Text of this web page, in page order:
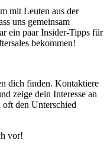
mit Leuten aus der
uns gemeinsam
ein paar Insider-Tipps für
bekommen!
dich finden. Kontaktiere
zeige dein Interesse an
den Unterschied
vor!